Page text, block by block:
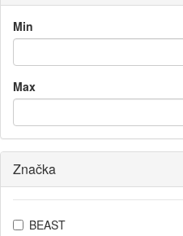
Min
Max
Značka
BEAST